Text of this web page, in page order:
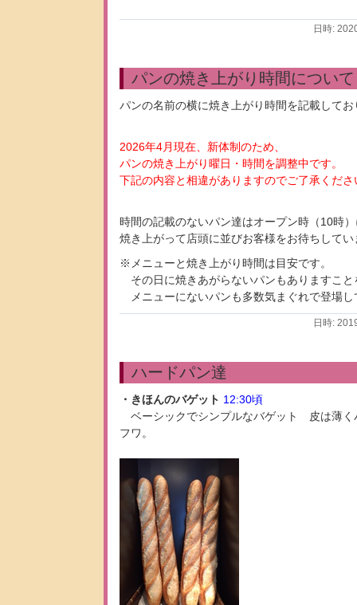
日時:
パンの焼き上がり時間について
パンの名前の横に焼き上がり時間を記載してお
2026年4月現在、新体制のため、
パンの焼き上がり曜日・時間を調整中です。
下記の内容と相違がありますのでご了承くださ
時間の記載のないパン達はオープン時（10時
焼き上がって店頭に並びお客様をお待ちしてい
※メニューと焼き上がり時間は目安です。
その日に焼きあがらないパンもありますこと
メニューにないパンも多数気まぐれで登場し
日時:
ハードパン達
・きほんのバゲット 12:30頃
ベーシックでシンプルなバゲット 皮は薄く
フワ。